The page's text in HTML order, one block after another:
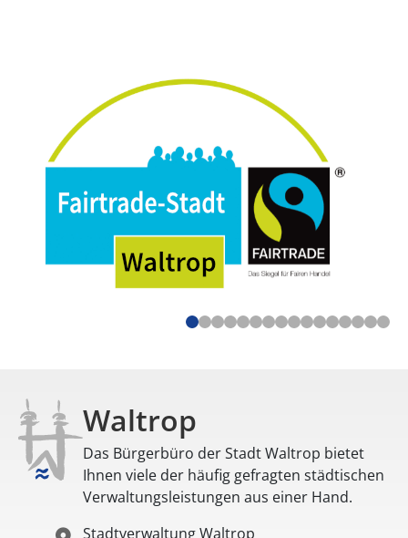
Waltrop
Das Bürgerbüro der Stadt Waltrop bietet
Ihnen viele der häufig gefragten städtischen
Verwaltungsleistungen aus einer Hand.
Stadtverwaltung Waltrop